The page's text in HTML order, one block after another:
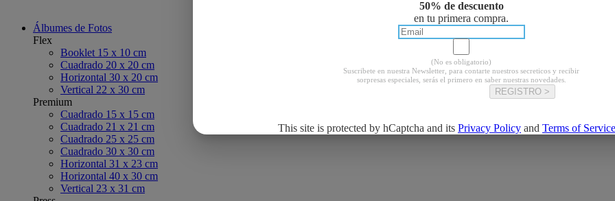
Álbumes de Fotos
Flex
Booklet 15 x 10 cm
Cuadrado 20 x 20 cm
Horizontal 30 x 20 cm
Vertical 22 x 30 cm
Premium
Cuadrado 15 x 15 cm
Cuadrado 21 x 21 cm
Cuadrado 25 x 25 cm
Cuadrado 30 x 30 cm
Horizontal 31 x 23 cm
Horizontal 40 x 30 cm
Vertical 23 x 31 cm
50% de descuento
en tu primera compra.
(No es obligatorio)
Suscribete en nuestra Newsletter, para contarte nuestros secreticos y recibir
sorpresas especiales, serás el primero en saber nuestras novedades.
REGISTRO >
This site is protected by hCaptcha and its Privacy Policy and Terms of Service